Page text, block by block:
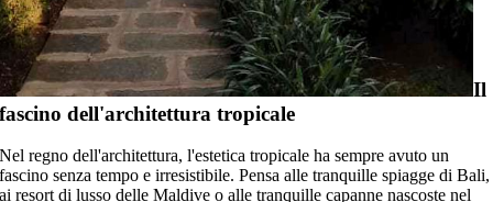
Il
fascino dell'architettura tropicale
Nel regno dell'architettura, l'estetica tropicale ha sempre avuto un
fascino senza tempo e irresistibile. Pensa alle tranquille spiagge di Bali,
ai resort di lusso delle Maldive o alle tranquille capanne nascoste nel